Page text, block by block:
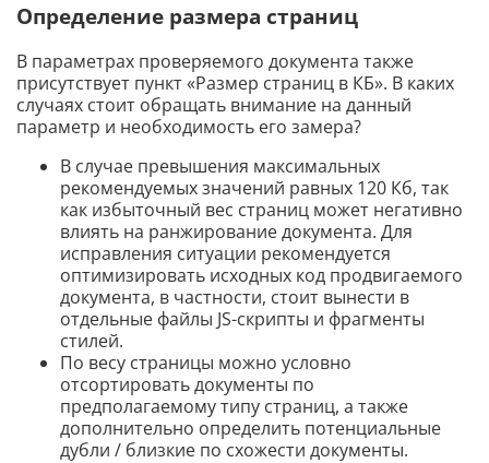
Определение размера страниц
В параметрах проверяемого документа также
присутствует пункт «Размер страниц в КБ». В каких
случаях стоит обращать внимание на данный
параметр и необходимость его замера?
В случае превышения максимальных
рекомендуемых значений равных 120 Кб, так
как избыточный вес страниц может негативно
влиять на ранжирование документа. Для
исправления ситуации рекомендуется
оптимизировать исходных код продвигаемого
документа, в частности, стоит вынести в
отдельные файлы JS-скрипты и фрагменты
стилей.
По весу страницы можно условно
отсортировать документы по
предполагаемому типу страниц, а также
дополнительно определить потенциальные
дубли / близкие по схожести документы.